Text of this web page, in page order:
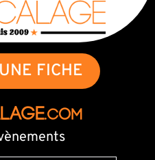
FICHE
.com